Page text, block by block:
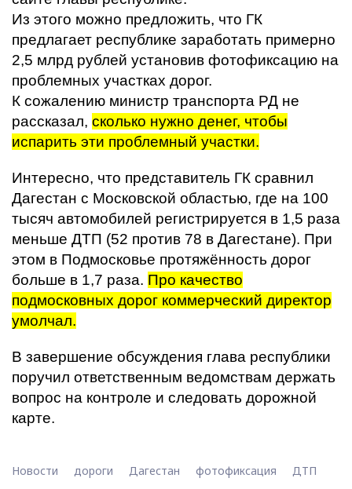
Из этого можно предложить, что ГК
предлагает республике заработать примерно
2,5 млрд рублей установив фотофиксацию на
проблемных участках дорог.
К сожалению министр транспорта РД не
рассказал, сколько нужно денег, чтобы
испарить эти проблемный участки.
Интересно, что представитель ГК сравнил
Дагестан с Московской областью, где на 100
тысяч автомобилей регистрируется в 1,5 раза
меньше ДТП (52 против 78 в Дагестане). При
этом в Подмосковье протяжённость дорог
больше в 1,7 раза. Про качество
подмосковных дорог коммерческий директор
умолчал.
В завершение обсуждения глава республики
поручил ответственным ведомствам держать
вопрос на контроле и следовать дорожной
карте.
Новости дороги Дагестан фотофиксация ДТП